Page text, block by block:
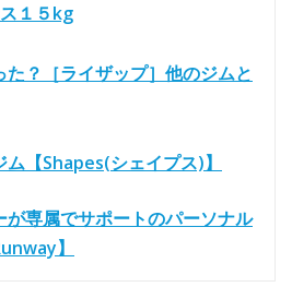
１５kg
？［ライザップ］他のジムと
【Shapes(シェイプス)】
専属でサポートのパーソナル
】